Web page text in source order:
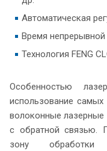
Автоматическая
Время
Технология FENG
Особенностью
использование
волоконные лазерные
с обратной связью.
зону обработки